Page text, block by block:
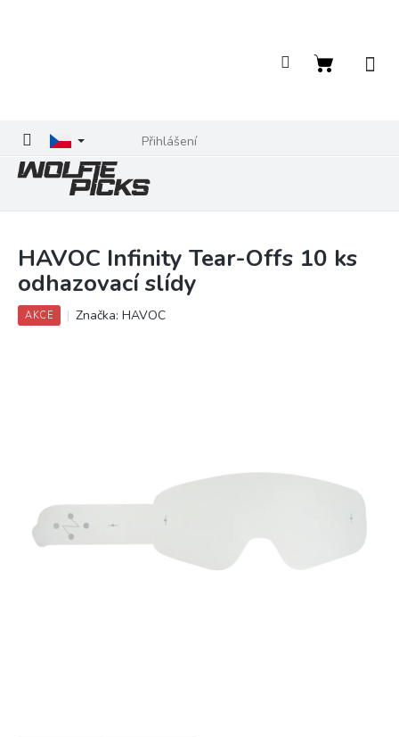
Přihlášení
Nákupní
HAVOC Infinity Tear-Offs 10 ks
odhazovací slídy
AKCE Značka: HAVOC